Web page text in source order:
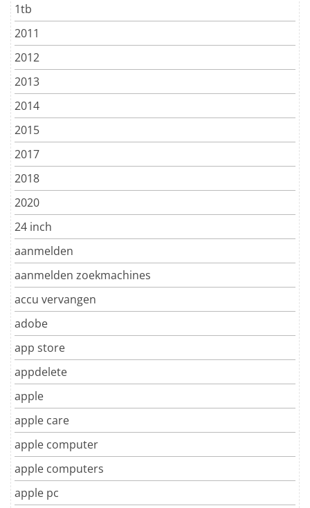
1tb
2011
2012
2013
2014
2015
2017
2018
2020
24 inch
aanmelden
aanmelden zoekmachines
accu vervangen
adobe
app store
appdelete
apple
apple care
apple computer
apple computers
apple pc